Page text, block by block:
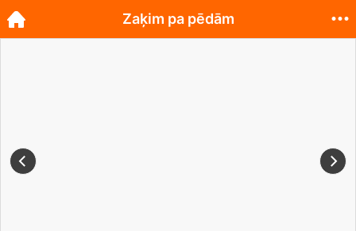
Zaķim pa pēdām